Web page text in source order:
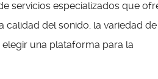
servicios especializados que
calidad del sonido, la variedad de
una plataforma para la